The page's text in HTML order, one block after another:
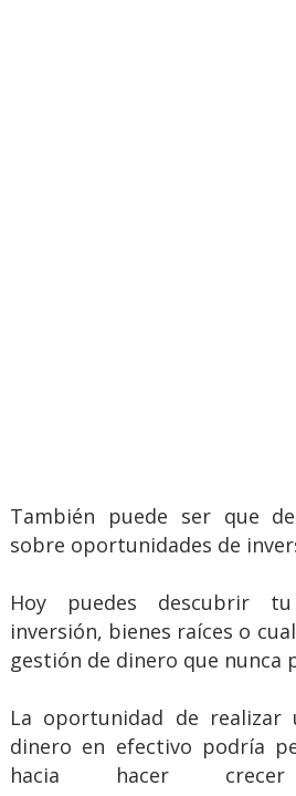
También puede ser que
sobre oportunidades de
Hoy puedes descubrir
inversión, bienes raíces o
gestión de dinero que nunca
La oportunidad de realizar
dinero en efectivo podría
hacia hacer